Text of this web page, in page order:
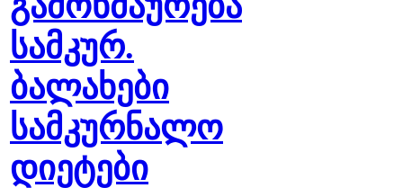
სამკურ.
ბალახები
სამკურნალო
დიეტები